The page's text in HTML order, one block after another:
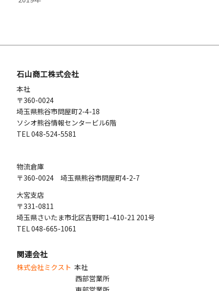
1月
1月
1月
石山商工株式会社
本社
〒360-0024
埼玉県熊谷市問屋町2-4-18
ソシオ熊谷情報センタービル6階
TEL 048-524-5581
物流倉庫
〒360-0024 埼玉県熊谷市問屋町4-2-7
大宮支店
〒331-0811
埼玉県さいたま市北区吉野町1-410-21 201号
TEL 048-665-1061
関連会社
株式会社ミクスト 本社
西部営業所